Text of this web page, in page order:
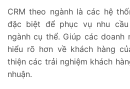
CRM theo ngành là các hệ
đặc biệt để phục vụ nhu
ngành cụ thể. Giúp các doanh
hiểu rõ hơn về khách hàng
thiện các trải nghiệm khách
nhuận.